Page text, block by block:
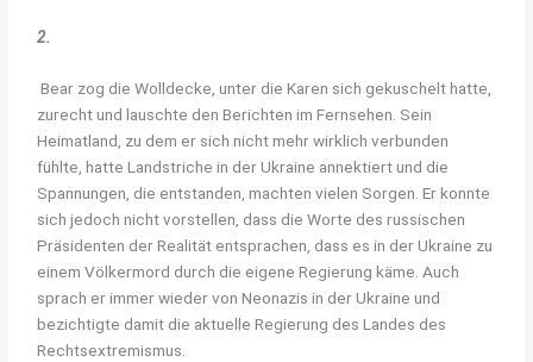
2.
Bear zog die Wolldecke, unter die Karen sich gekuschelt hatte,
zurecht und lauschte den Berichten im Fernsehen. Sein
Heimatland, zu dem er sich nicht mehr wirklich verbunden
fühlte, hatte Landstriche in der Ukraine annektiert und die
Spannungen, die entstanden, machten vielen Sorgen. Er konnte
sich jedoch nicht vorstellen, dass die Worte des russischen
Präsidenten der Realität entsprachen, dass es in der Ukraine zu
einem Völkermord durch die eigene Regierung käme. Auch
sprach er immer wieder von Neonazis in der Ukraine und
bezichtigte damit die aktuelle Regierung des Landes des
Rechtsextremismus.